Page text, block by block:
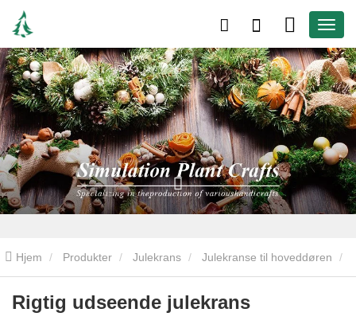
Hjem Produkter Julekrans Julekranse til hoveddøren
Rigtig udseende julekrans
Rigtig udseende julekrans